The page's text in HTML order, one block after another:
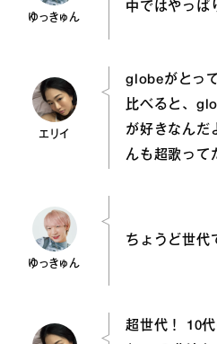
ゆっきゅん
中ではやっぱ
エリイ
globeがとっ
比べると、
が好きなんだ
んも超歌って
ゆっきゅん
ちょうど世代
超世代！ 10